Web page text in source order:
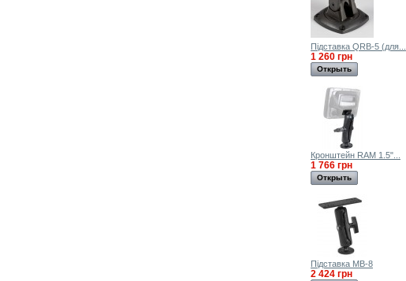
Підставка QRB-5 (для...
1 260 грн
Открыть
Кронштейн RAM 1.5"...
1 766 грн
Открыть
Підставка MB-8
2 424 грн